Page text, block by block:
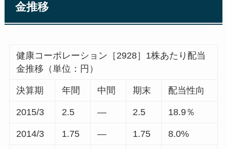
金推移
健康コーポレーション［2928］1株あたり配当
金推移（単位：円）
決算期 年間 中間 期末 配当性向
2015/3 2.5 ― 2.5 18.9％
2014/3 1.75 ― 1.75 8.0%